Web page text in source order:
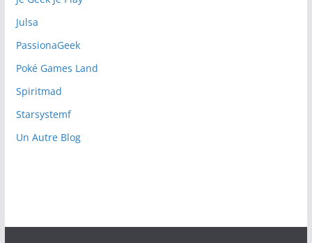
Julsa
PassionaGeek
Poké Games Land
Spiritmad
Starsystemf
Un Autre Blog